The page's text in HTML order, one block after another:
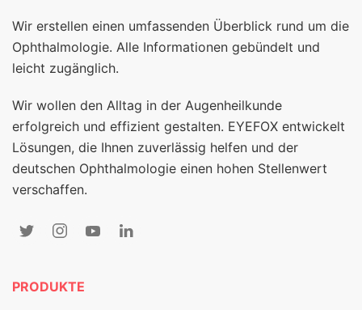
Wir erstellen einen umfassenden Überblick rund um die
Ophthalmologie. Alle Informationen gebündelt und
leicht zugänglich.
Wir wollen den Alltag in der Augenheilkunde
erfolgreich und effizient gestalten. EYEFOX entwickelt
Lösungen, die Ihnen zuverlässig helfen und der
deutschen Ophthalmologie einen hohen Stellenwert
verschaffen.
PRODUKTE